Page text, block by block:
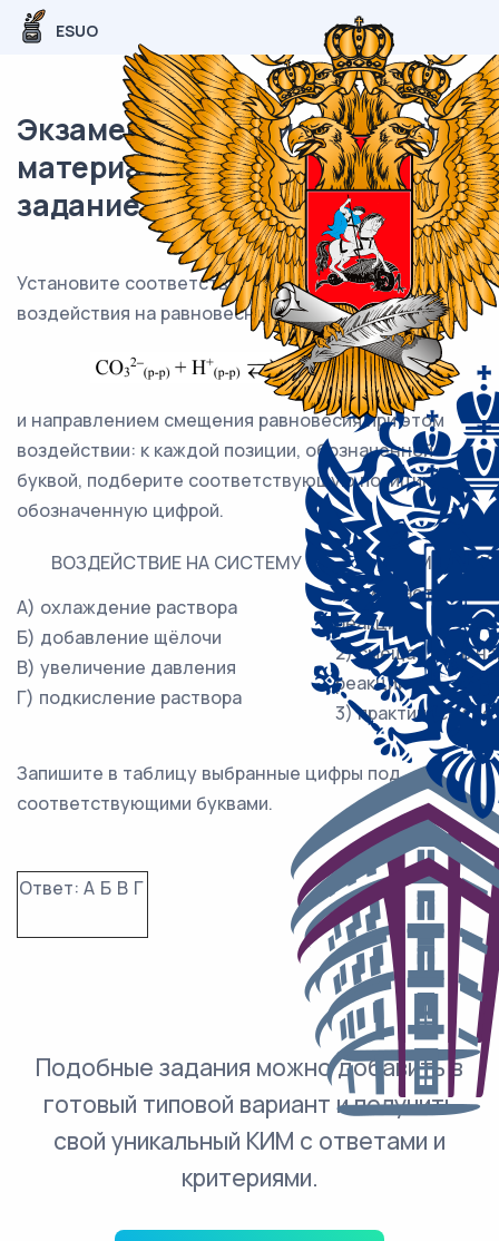
ESUO
Экзаменационный (типовой)
материал ЕГЭ / Химия / 22
задание (24) / 61
Установите соответствие между способом
воздействия на равновесную систему
и направлением смещения равновесия при этом
воздействии: к каждой позиции, обозначенной
буквой, подберите соответствующую позицию,
обозначенную цифрой.
ВОЗДЕЙСТВИЕ НА СИСТЕМУ
А) охлаждение раствора
Б) добавление щёлочи
В) увеличение давления
Г) подкисление раствора
1) смещается в
реакции
2) смещается в
реакции
3) практически
Запишите в таблицу выбранные цифры под
соответствующими буквами.
Ответ: А Б В Г
Подобные задания можно добавить в
готовый типовой вариант и получить
свой уникальный КИМ с ответами и
критериями.